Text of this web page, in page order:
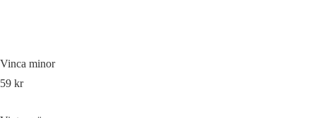
Vinca minor
59 kr